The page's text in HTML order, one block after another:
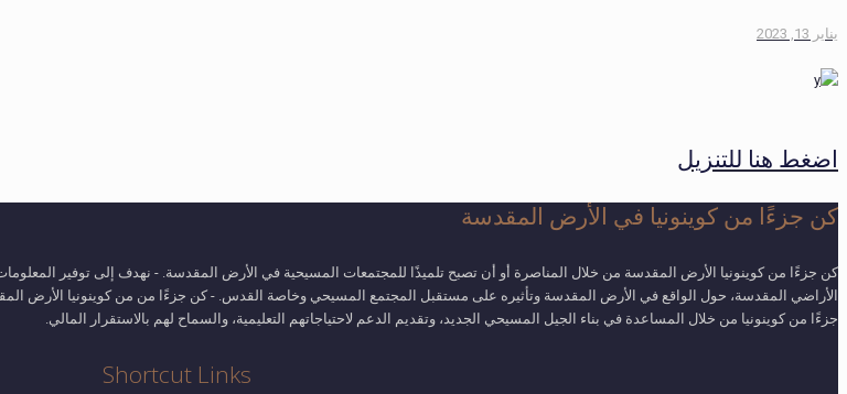
يناير 13, 2023
اضغط هنا للتنزيل
كن جزءًا من كوينونيا في الأرض المقدسة
كن جزءًا من كوينونيا الأرض المقدسة من خلال المناصرة أو أن تصبح تلميذًا للمجتمعات المسيحية في الأرض المقدسة. - نهدف إلى توفير
الأراضي المقدسة، حول الواقع في الأرض المقدسة وتأثيره على مستقبل المجتمع المسيحي وخاصة القدس. - كن جزءًا من من كوينونيا الأرض
جزءًا من كوينونيا من خلال المساعدة في بناء الجيل المسيحي الجديد، وتقديم الدعم لاحتياجاتهم التعليمية، والسماح لهم بالاستقرار المالي.
Shortcut Links